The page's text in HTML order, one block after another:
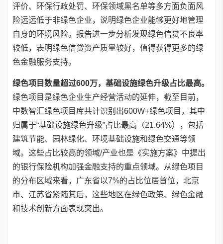
评价、环保行政处罚、环保领域黑名单等多方面负面风
险远远低于非绿色企业，说明绿色企业能够更好地管理
自身的环境风险。报告进一步分析发现绿色信贷不良率
较低，表明绿色信贷资产质量较好，值得获得更多的绿
色金融服务支持。
绿色项目数量超过600万，基础设施绿色升级占比最高。
绿色项目是绿色企业生产经营活动的延伸，截至目前，
中数智汇绿色项目库共计识别出600W+绿色项目，其中
归属于“基础设施绿色升级”占比最高（21.64%），包括
建筑节能、园林绿化、环境基础设施和绿色交通等领
域。这些占比较高的领域/产业也是《实施方案》中提出
的银行保险机构加强金融支持的重点领域。从绿色项目
的分布区域来看，广东省以7%的占比位居首位，北京
市、江苏省紧随其后，这些地区在绿色政策、绿色金融
和技术创新方面表现突出。